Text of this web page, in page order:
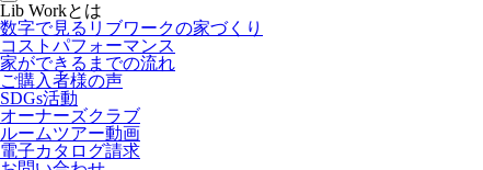
Lib Workとは
数字で見るリブワークの家づくり
コストパフォーマンス
家ができるまでの流れ
ご購入者様の声
SDGs活動
オーナーズクラブ
ルームツアー動画
電子カタログ請求